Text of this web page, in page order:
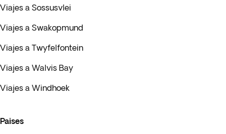
Viajes a Sossusvlei
Viajes a Swakopmund
Viajes a Twyfelfontein
Viajes a Walvis Bay
Viajes a Windhoek
Paises